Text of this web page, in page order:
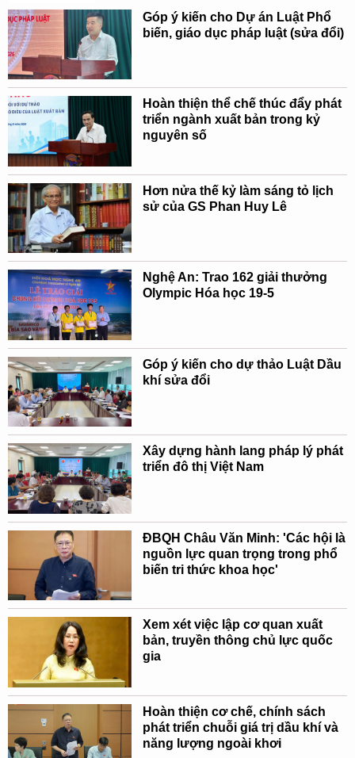
Góp ý kiến cho Dự án Luật Phổ
biến, giáo dục pháp luật (sửa đổi)
Hoàn thiện thể chế thúc đẩy phát
triển ngành xuất bản trong kỷ
nguyên số
Hơn nửa thế kỷ làm sáng tỏ lịch
sử của GS Phan Huy Lê
Nghệ An: Trao 162 giải thưởng
Olympic Hóa học 19-5
Góp ý kiến cho dự thảo Luật Dầu
khí sửa đổi
Xây dựng hành lang pháp lý phát
triển đô thị Việt Nam
ĐBQH Châu Văn Minh: 'Các hội là
nguồn lực quan trọng trong phổ
biến tri thức khoa học'
Xem xét việc lập cơ quan xuất
bản, truyền thông chủ lực quốc
gia
Hoàn thiện cơ chế, chính sách
phát triển chuỗi giá trị dầu khí và
năng lượng ngoài khơi